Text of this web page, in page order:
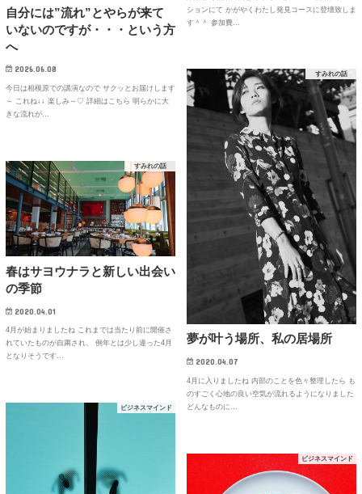
自分には”流れ”とやらが来て
いないのですが・・・という方
へ
2026.06.08
今日は相模原での講演なので サクッとお届けします
～ これね↓↓ 楽しみ～♡ 詳細はこちら 明らかに大
きな流れが…
ションにて かがやくわたし発見コースに登壇致しま
す＾＾ 参加費…
すみれの話
夢が叶う場所、私の居場所
2020.04.07
4月に入りましたね 内部のことを色々整理したら も
のすごく心地の良い空気が流れるようになりました
どんなものに…
すみれの話
春はサヨウナラと新しい出会い
の季節
2020.04.01
4月が始まりましたね これまでは当たり前に開催さ
れていたものが自粛され、 例年とは少し違った4月
となりそうです…
ビジネスマインド
ビジネスマインド